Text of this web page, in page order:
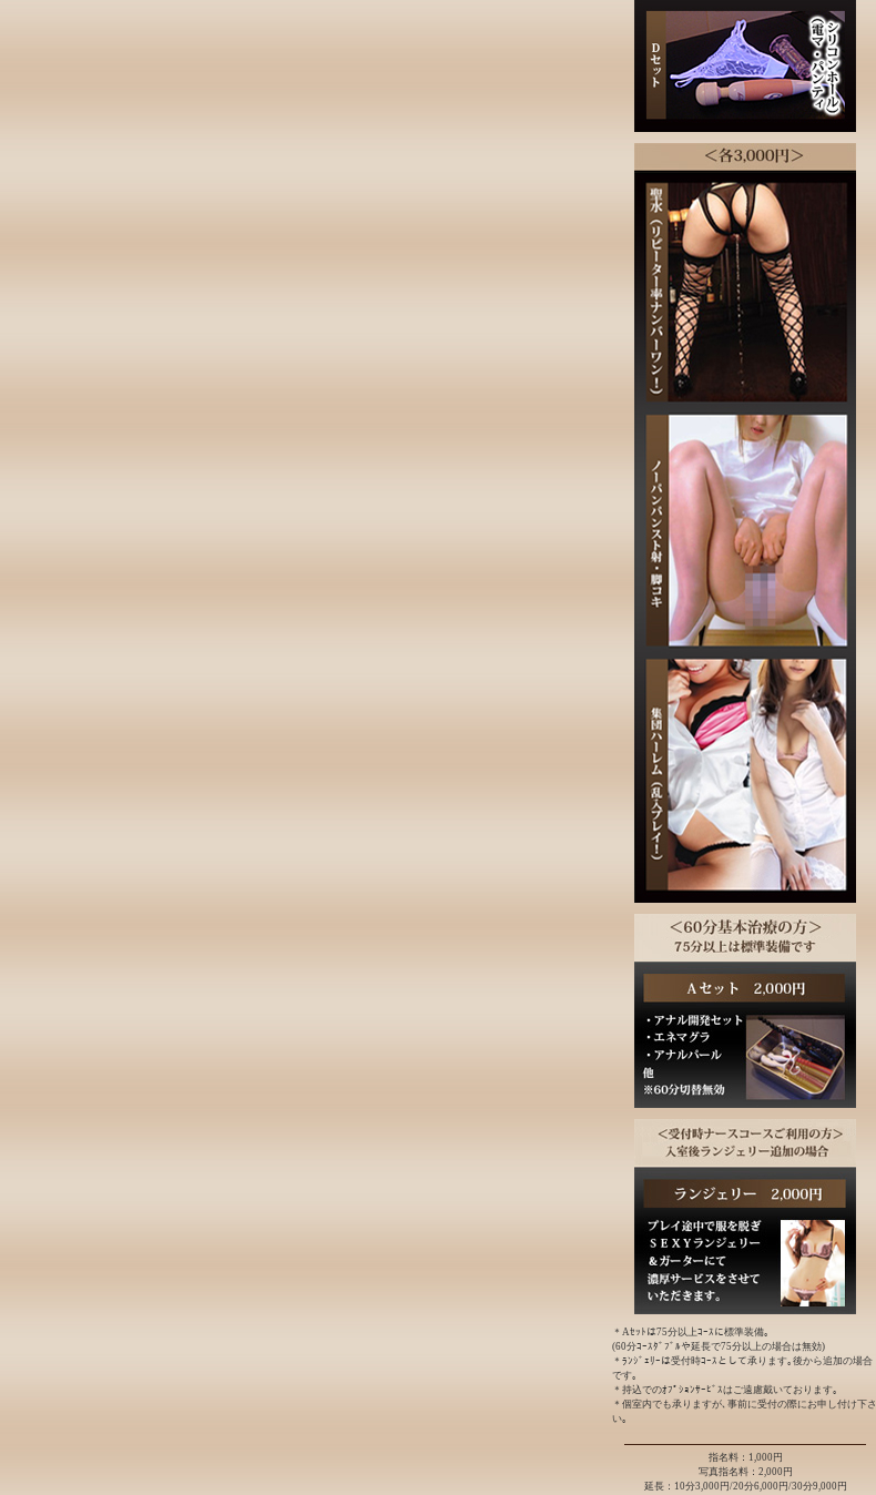
＊Aｾｯﾄは75分以上ｺｰｽに標準装備｡
(60分ｺｰｽﾀﾞﾌﾞﾙや延長で75分以上の場合は無効)
＊ﾗﾝｼﾞｪﾘｰは受付時ｺｰｽとして承ります｡後から追加の場合
です｡
＊持込でのｵﾌﾟｼｮﾝｻｰﾋﾞｽはご遠慮戴いております｡
＊個室内でも承りますが､事前に受付の際にお申し付け下さ
い｡
指名料：1,000円
写真指名料：2,000円
延長：10分3,000円/20分6,000円/30分9,000円